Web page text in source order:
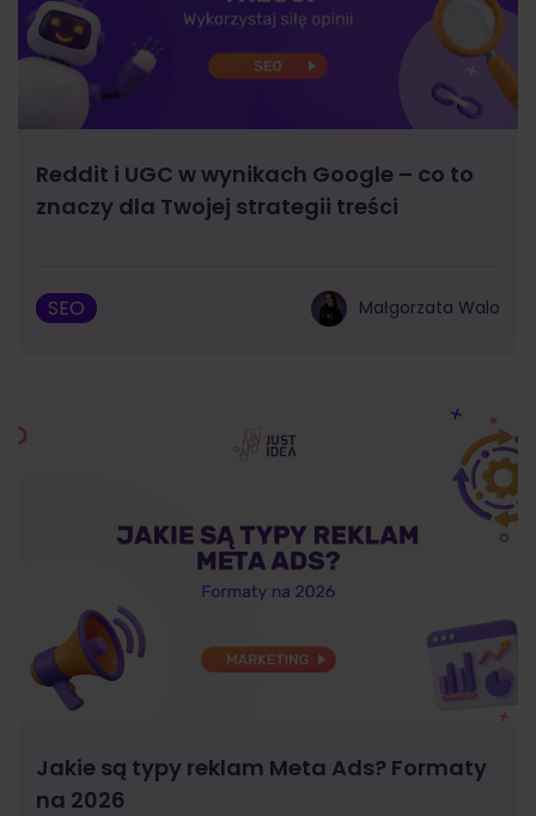
Reddit i UGC w wynikach Google – co to
znaczy dla Twojej strategii treści
SEO Małgorzata Walo
Jakie są typy reklam Meta Ads? Formaty
na 2026